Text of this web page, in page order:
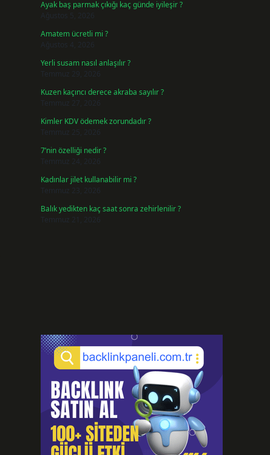
Ayak baş parmak çıkığı kaç günde iyileşir ?
Ağustos 5, 2026
Amatem ücretli mi ?
Ağustos 4, 2026
Yerli susam nasıl anlaşılır ?
Temmuz 29, 2026
Kuzen kaçıncı derece akraba sayılır ?
Temmuz 27, 2026
Kimler KDV ödemek zorundadır ?
Temmuz 25, 2026
7’nin özelliği nedir ?
Temmuz 24, 2026
Kadınlar jilet kullanabilir mi ?
Temmuz 23, 2026
Balık yedikten kaç saat sonra zehirlenilir ?
Temmuz 21, 2026